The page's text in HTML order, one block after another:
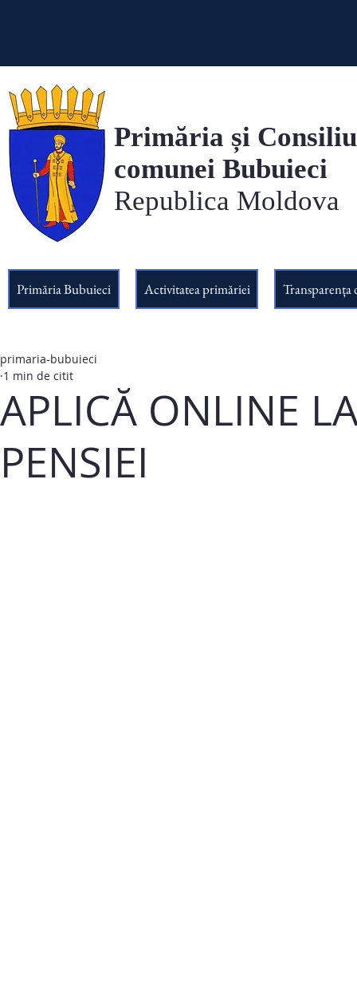
Primăria și
comunei Bubuieci
Republica Moldova
Primăria Bubuieci Activitatea primăriei Transparența
APLICĂ ONLINE
PENSIEI
primaria-bubuieci
1 min de citit